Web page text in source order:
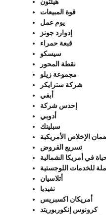
قوة المبيعات
يوم عمل
إدوارد جونز
قبعة حمراء
سيسكو
نقطة المحور
مجموعة زيلو
شركة سترايكر
أبفي
إحدس شركة
أدوبي
سبلينك
الإخلاص الأمريكية
تسريع القروض
في أمريكا الشمالية
للخدمات اللوجستية
أتلاسيان
نفيديا
أمريكان اكسبريس
كرونوس إنكوربوريتد